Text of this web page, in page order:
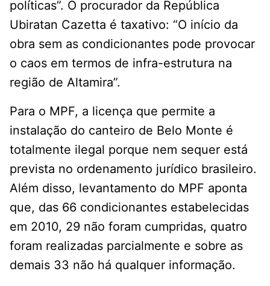
políticas”. O procurador da República
Ubiratan Cazetta é taxativo: “O início da
obra sem as condicionantes pode provocar
o caos em termos de infra-estrutura na
região de Altamira”.
Para o MPF, a licença que permite a
instalação do canteiro de Belo Monte é
totalmente ilegal porque nem sequer está
prevista no ordenamento jurídico brasileiro.
Além disso, levantamento do MPF aponta
que, das 66 condicionantes estabelecidas
em 2010, 29 não foram cumpridas, quatro
foram realizadas parcialmente e sobre as
demais 33 não há qualquer informação.